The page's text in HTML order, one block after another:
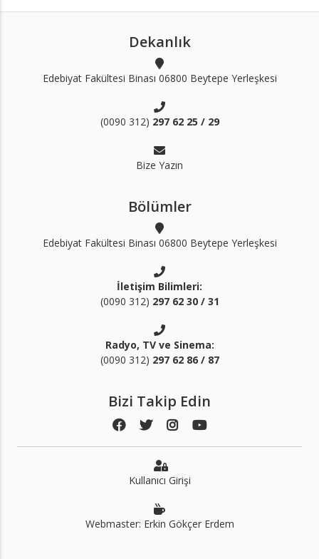
Dekanlık
Edebiyat Fakültesi Binası 06800 Beytepe Yerleşkesi
(0090 312) 297 62 25 / 29
Bize Yazın
Bölümler
Edebiyat Fakültesi Binası 06800 Beytepe Yerleşkesi
İletişim Bilimleri:
(0090 312) 297 62 30 / 31
Radyo, TV ve Sinema:
(0090 312) 297 62 86 / 87
Bizi Takip Edin
Kullanıcı Girişi
Webmaster: Erkin Gökçer Erdem